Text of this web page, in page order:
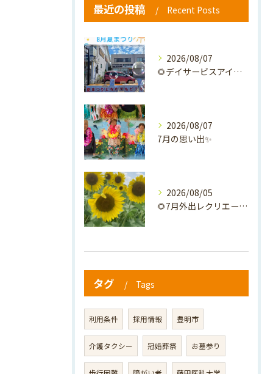
最近の投稿 Recent Posts
2026/08/07
🌻デイサービスアイナの夏祭り🎐
2026/08/07
7月の思い出✨
2026/08/05
🌻7月外出レクリエーション🌻
タグ Tags
利用条件 採用情報 豊明市
介護タクシー 冠婚葬祭 お墓参り